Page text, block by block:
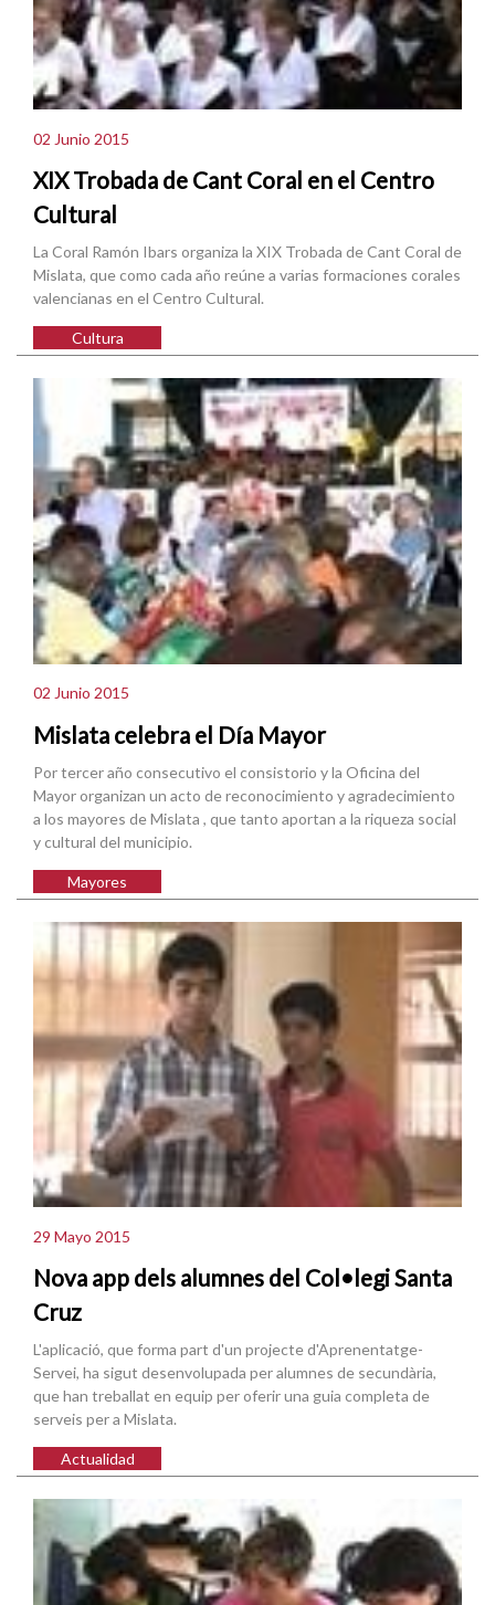
02 Junio 2015
XIX Trobada de Cant Coral en el Centro
Cultural
La Coral Ramón Ibars organiza la XIX Trobada de Cant Coral de
Mislata, que como cada año reúne a varias formaciones corales
valencianas en el Centro Cultural.
Cultura
02 Junio 2015
Mislata celebra el Día Mayor
Por tercer año consecutivo el consistorio y la Oficina del
Mayor organizan un acto de reconocimiento y agradecimiento
a los mayores de Mislata , que tanto aportan a la riqueza social
y cultural del municipio.
Mayores
29 Mayo 2015
Nova app dels alumnes del Col•legi Santa
Cruz
L'aplicació, que forma part d'un projecte d'Aprenentatge-
Servei, ha sigut desenvolupada per alumnes de secundària,
que han treballat en equip per oferir una guia completa de
serveis per a Mislata.
Actualidad